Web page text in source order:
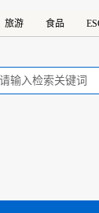
旅游 食品